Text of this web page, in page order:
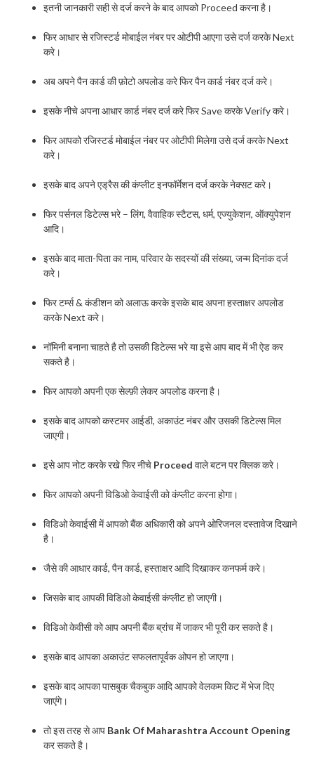
इतनी जानकारी सही से दर्ज करने के बाद आपको Proceed करना है।
फिर आधार से रजिस्टर्ड मोबाईल नंबर पर ओटीपी आएगा उसे दर्ज करके Next
करे।
अब अपने पैन कार्ड की फ़ोटो अपलोड करे फिर पैन कार्ड नंबर दर्ज करे।
इसके नीचे अपना आधार कार्ड नंबर दर्ज करे फिर Save करके Verify करे।
फिर आपको रजिस्टर्ड मोबाईल नंबर पर ओटीपी मिलेगा उसे दर्ज करके Next
करे।
इसके बाद अपने एड्रैस की कंप्लीट इनफॉर्मेशन दर्ज करके नेक्सट करे।
फिर पर्सनल डिटेल्स भरे – लिंग, वैवाहिक स्टैटस, धर्म, एज्युकेशन, ऑक्युपेशन
आदि।
इसके बाद माता-पिता का नाम, परिवार के सदस्यों की संख्या, जन्म दिनांक दर्ज
करे।
फिर टर्म्स & कंडीशन को अलाऊ करके इसके बाद अपना हस्ताक्षर अपलोड
करके Next करे।
नॉमिनी बनाना चाहते है तो उसकी डिटेल्स भरे या इसे आप बाद में भी ऐड कर
सकते है।
फिर आपको अपनी एक सेल्फ़ी लेकर अपलोड करना है।
इसके बाद आपको कस्टमर आईडी, अकाउंट नंबर और उसकी डिटेल्स मिल
जाएगी।
इसे आप नोट करके रखे फिर नीचे Proceed वाले बटन पर क्लिक करे।
फिर आपको अपनी विडिओ केवाईसी को कंप्लीट करना होगा।
विडिओ केवाईसी में आपको बैंक अधिकारी को अपने ओरिजनल दस्तावेज दिखाने
है।
जैसे की आधार कार्ड, पैन कार्ड, हस्ताक्षर आदि दिखाकर कनफर्म करे।
जिसके बाद आपकी विडिओ केवाईसी कंप्लीट हो जाएगी।
विडिओ केवीसी को आप अपनी बैंक ब्रांच में जाकर भी पूरी कर सकते है।
इसके बाद आपका अकाउंट सफलतापूर्वक ओपन हो जाएगा।
इसके बाद आपका पासबुक चैकबुक आदि आपको वेलकम किट में भेज दिए
जाएंगे।
तो इस तरह से आप Bank Of Maharashtra Account Opening
कर सकते है।